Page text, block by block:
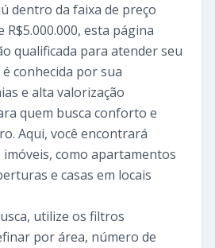
dentro da faixa de preço
R$5.000.000, esta página
qualificada para atender seu
conhecida por sua
e alta valorização
quem busca conforto e
Aqui, você encontrará
como apartamentos
e casas em locais
utilize os filtros
por área, número de